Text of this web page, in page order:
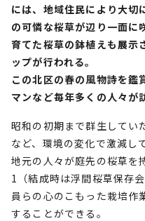
には、地域住民により大切
の可憐な桜草が辺り一面に
育てた桜草の鉢植えも展示
ップが行われる。
この北区の春の風物詩を鑑
マンなど毎年多くの人々が
昭和の初期まで群生してい
など、環境の変化で激減し
地元の人々が庭先の桜草を
1（結成時は浮間桜草保存
員らの心のこもった栽培作
することができる。